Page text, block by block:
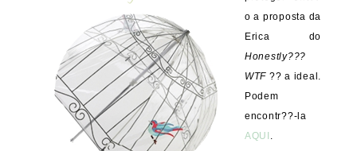
o a proposta da
Erica do
Honestly???
WTF ?? a ideal.
Podem
encontr??-la
AQUI .